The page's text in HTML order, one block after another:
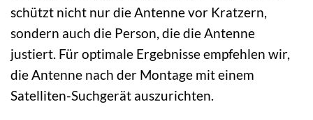
schützt nicht nur die Antenne vor Kratzern,
sondern auch die Person, die die Antenne
justiert. Für optimale Ergebnisse empfehlen wir,
die Antenne nach der Montage mit einem
Satelliten-Suchgerät auszurichten.